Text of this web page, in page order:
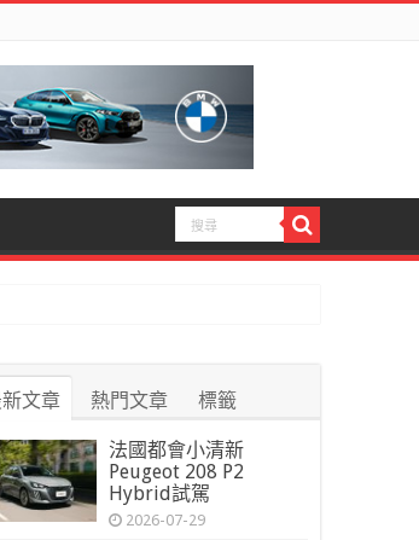
文章 熱門文章 標籤
法國都會小清新
Peugeot 208 P2
Hybrid試駕
2026-07-29